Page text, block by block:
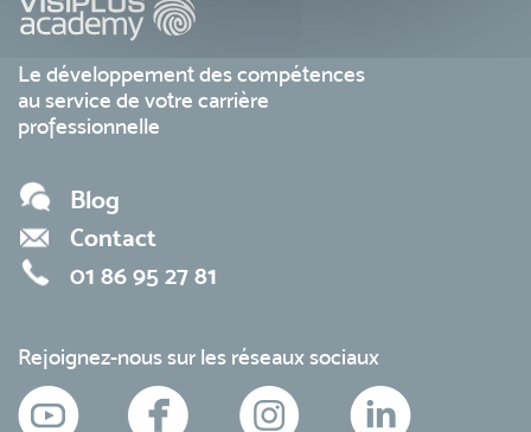
Le développement des compétences
au service de votre carrière
professionnelle
Blog
Contact
01 86 95 27 81
Rejoignez-nous sur les réseaux sociaux